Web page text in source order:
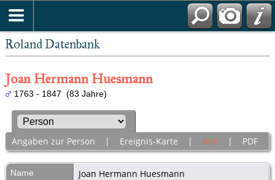
Roland Datenbank
Joan Hermann Huesmann
1763 - 1847 (83 Jahre)
Angaben zur Person | Ereignis-Karte | Alle | PDF
Name Joan Hermann Huesmann